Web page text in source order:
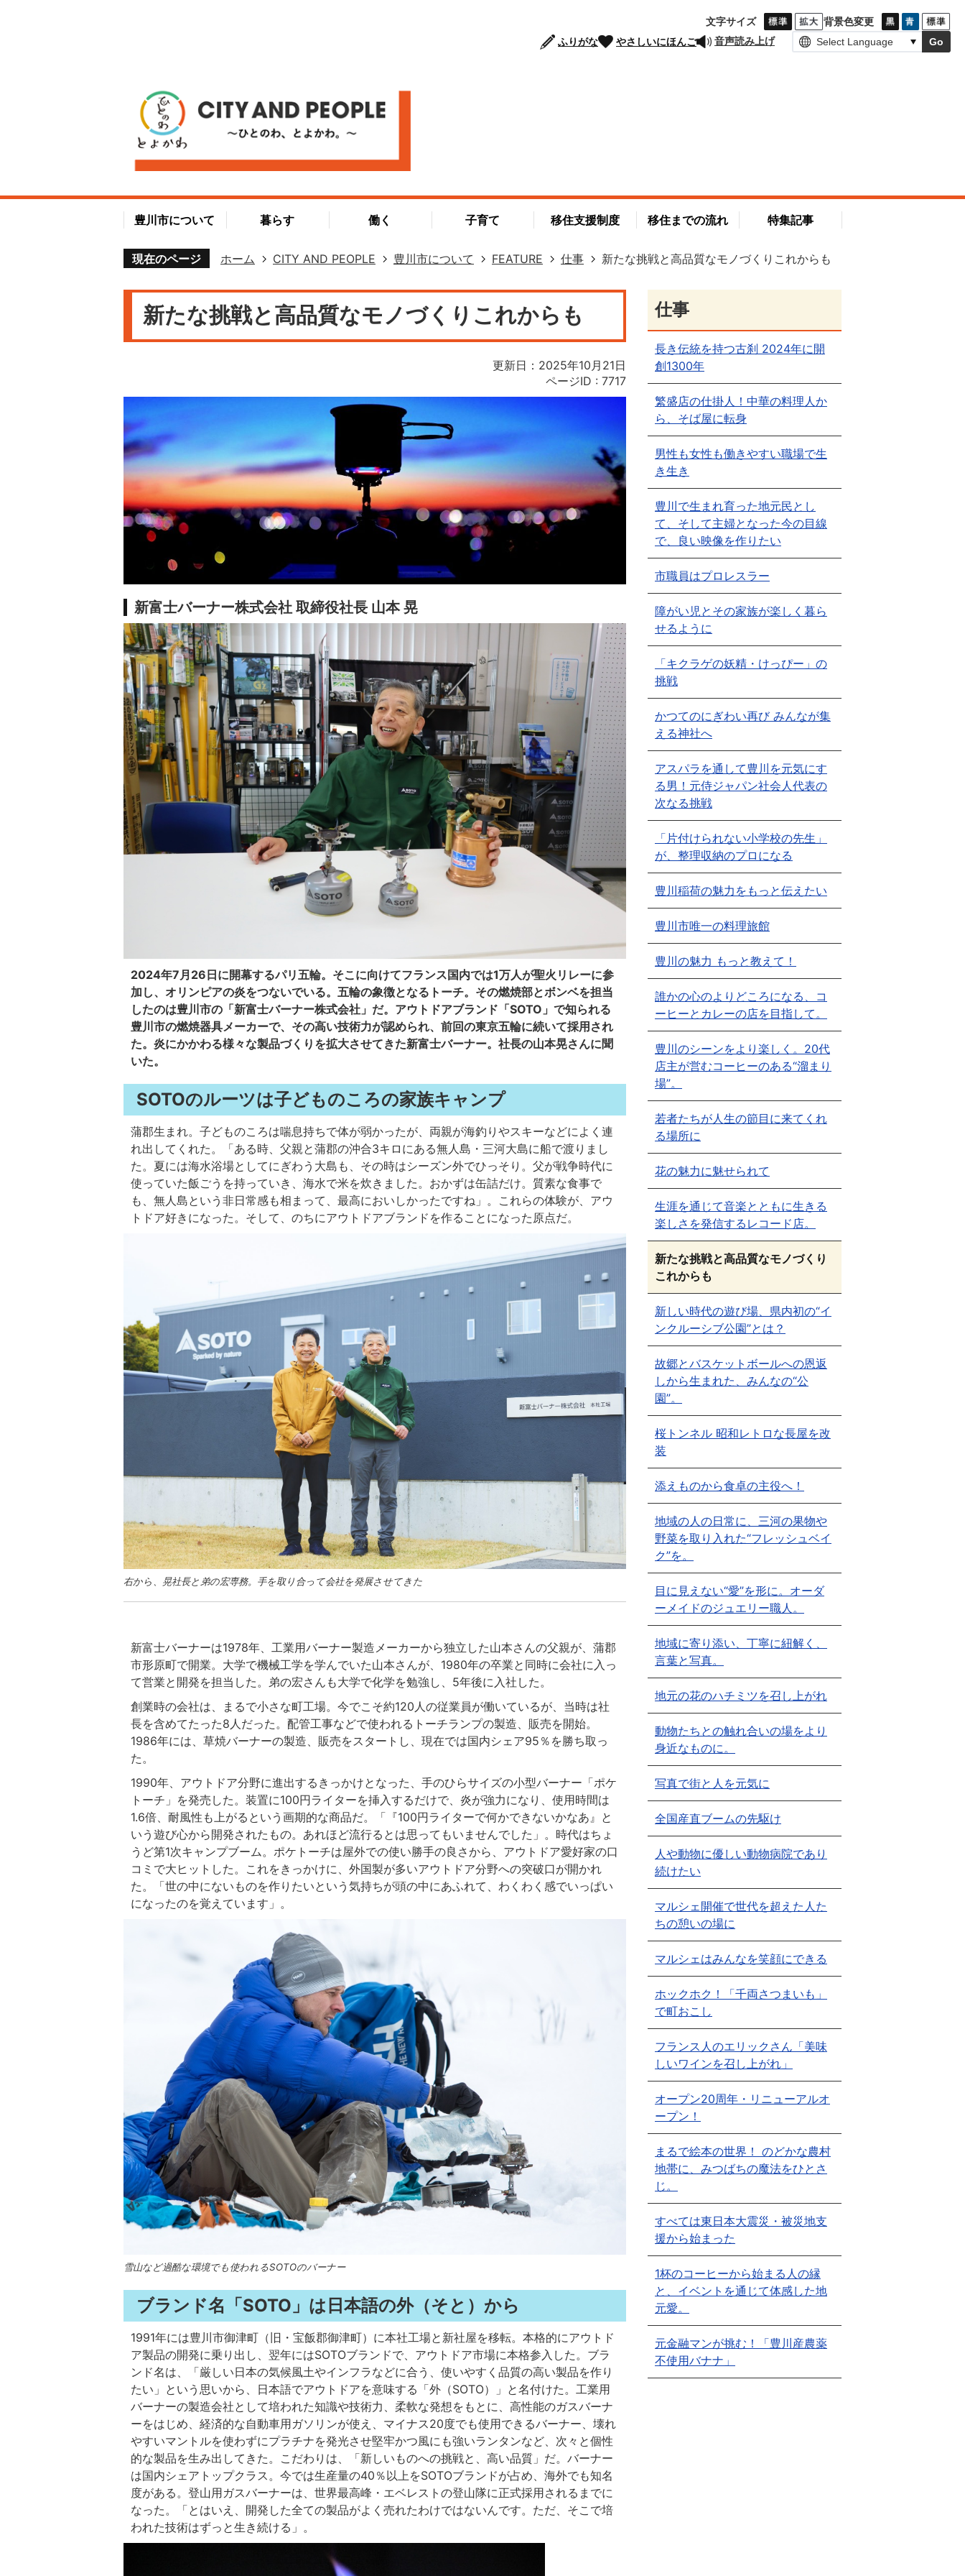
文字サイズ
背景色変更
ふりがな
やさしいにほんご 音声読み上げ Go
豊川市について 暮らす 働く 子育て 移住支援制度 移住までの流れ 特集記事
現在のページ ホーム CITY AND PEOPLE 豊川市について FEATURE 仕事 新たな挑戦と高品質なモノづくりこれからも
新たな挑戦と高品質なモノづくりこれからも
更新日：2025年10月21日
ページID : 7717
新富士バーナー株式会社 取締役社長 山本 晃
2024年7月26日に開幕するパリ五輪。そこに向けてフランス国内では1万人が聖火リレーに参
加し、オリンピアの炎をつないでいる。五輪の象徴となるトーチ。その燃焼部とボンベを担当
したのは豊川市の「新富士バーナー株式会社」だ。アウトドアブランド「SOTO」で知られる
豊川市の燃焼器具メーカーで、その高い技術力が認められ、前回の東京五輪に続いて採用され
た。炎にかかわる様々な製品づくりを拡大させてきた新富士バーナー。社長の山本晃さんに聞
いた。
SOTOのルーツは子どものころの家族キャンプ
蒲郡生まれ。子どものころは喘息持ちで体が弱かったが、両親が海釣りやスキーなどによく連
れ出してくれた。「ある時、父親と蒲郡の沖合3キロにある無人島・三河大島に船で渡りまし
た。夏には海水浴場としてにぎわう大島も、その時はシーズン外でひっそり。父が戦争時代に
使っていた飯ごうを持っていき、海水で米を炊きました。おかずは缶詰だけ。質素な食事で
も、無人島という非日常感も相まって、最高においしかったですね」。これらの体験が、アウ
トドア好きになった。そして、のちにアウトドアブランドを作ることになった原点だ。
右から、晃社長と弟の宏専務。手を取り合って会社を発展させてきた
新富士バーナーは1978年、工業用バーナー製造メーカーから独立した山本さんの父親が、蒲郡
市形原町で開業。大学で機械工学を学んでいた山本さんが、1980年の卒業と同時に会社に入っ
て営業と開発を担当した。弟の宏さんも大学で化学を勉強し、5年後に入社した。
創業時の会社は、まるで小さな町工場。今でこそ約120人の従業員が働いているが、当時は社
長を含めてたった8人だった。配管工事などで使われるトーチランプの製造、販売を開始。
1986年には、草焼バーナーの製造、販売をスタートし、現在では国内シェア95％を勝ち取っ
た。
1990年、アウトドア分野に進出するきっかけとなった、手のひらサイズの小型バーナー「ポケ
トーチ」を発売した。装置に100円ライターを挿入するだけで、炎が強力になり、使用時間は
1.6倍、耐風性も上がるという画期的な商品だ。「『100円ライターで何かできないかなあ』と
いう遊び心から開発されたもの。あれほど流行るとは思ってもいませんでした」。時代はちょ
うど第1次キャンプブーム。ポケトーチは屋外での使い勝手の良さから、アウトドア愛好家の口
コミで大ヒットした。これをきっかけに、外国製が多いアウトドア分野への突破口が開かれ
た。「世の中にないものを作りたいという気持ちが頭の中にあふれて、わくわく感でいっぱい
になったのを覚えています」。
雪山など過酷な環境でも使われるSOTOのバーナー
ブランド名「SOTO」は日本語の外（そと）から
1991年には豊川市御津町（旧・宝飯郡御津町）に本社工場と新社屋を移転。本格的にアウトド
ア製品の開発に乗り出し、翌年にはSOTOブランドで、アウトドア市場に本格参入した。ブラ
ンド名は、「厳しい日本の気候風土やインフラなどに合う、使いやすく品質の高い製品を作り
たい」という思いから、日本語でアウトドアを意味する「外（SOTO）」と名付けた。工業用
バーナーの製造会社として培われた知識や技術力、柔軟な発想をもとに、高性能のガスバーナ
ーをはじめ、経済的な自動車用ガソリンが使え、マイナス20度でも使用できるバーナー、壊れ
やすいマントルを使わずにプラチナを発光させ堅牢かつ風にも強いランタンなど、次々と個性
的な製品を生み出してきた。こだわりは、「新しいものへの挑戦と、高い品質」だ。バーナー
は国内シェアトップクラス。今では生産量の40％以上をSOTOブランドが占め、海外でも知名
度がある。登山用ガスバーナーは、世界最高峰・エベレストの登山隊に正式採用されるまでに
なった。「とはいえ、開発した全ての製品がよく売れたわけではないんです。ただ、そこで培
われた技術はずっと生き続ける」。
仕事
長き伝統を持つ古刹 2024年に開
創1300年
繁盛店の仕掛人！中華の料理人か
ら、そば屋に転身
男性も女性も働きやすい職場で生
き生き
豊川で生まれ育った地元民とし
て、そして主婦となった今の目線
で、良い映像を作りたい
市職員はプロレスラー
障がい児とその家族が楽しく暮ら
せるように
「キクラゲの妖精・けっぴー」の
挑戦
かつてのにぎわい再び みんなが集
える神社へ
アスパラを通して豊川を元気にす
る男！元侍ジャパン社会人代表の
次なる挑戦
「片付けられない小学校の先生」
が、整理収納のプロになる
豊川稲荷の魅力をもっと伝えたい
豊川市唯一の料理旅館
豊川の魅力 もっと教えて！
誰かの心のよりどころになる、コ
ーヒーとカレーの店を目指して。
豊川のシーンをより楽しく。20代
店主が営むコーヒーのある“溜まり
場”。
若者たちが人生の節目に来てくれ
る場所に
花の魅力に魅せられて
生涯を通じて音楽とともに生きる
楽しさを発信するレコード店。
新たな挑戦と高品質なモノづくり
これからも
新しい時代の遊び場、県内初の“イ
ンクルーシブ公園”とは？
故郷とバスケットボールへの恩返
しから生まれた、みんなの“公
園”。
桜トンネル 昭和レトロな長屋を改
装
添えものから食卓の主役へ！
地域の人の日常に、三河の果物や
野菜を取り入れた“フレッシュベイ
ク”を。
目に見えない“愛”を形に。オーダ
ーメイドのジュエリー職人。
地域に寄り添い、丁寧に紐解く、
言葉と写真。
地元の花のハチミツを召し上がれ
動物たちとの触れ合いの場をより
身近なものに。
写真で街と人を元気に
全国産直ブームの先駆け
人や動物に優しい動物病院であり
続けたい
マルシェ開催で世代を超えた人た
ちの憩いの場に
マルシェはみんなを笑顔にできる
ホックホク！「千両さつまいも」
で町おこし
フランス人のエリックさん「美味
しいワインを召し上がれ」
オープン20周年・リニューアルオ
ープン！
まるで絵本の世界！ のどかな農村
地帯に、みつばちの魔法をひとさ
じ。
すべては東日本大震災・被災地支
援から始まった
1杯のコーヒーから始まる人の縁
と、イベントを通じて体感した地
元愛。
元金融マンが挑む！「豊川産農薬
不使用バナナ」